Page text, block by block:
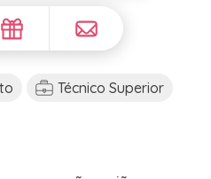
Técnico Superior